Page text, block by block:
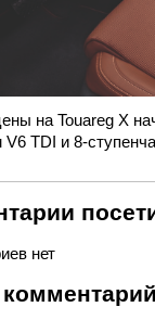
на Touareg X
TDI и 8-
нет